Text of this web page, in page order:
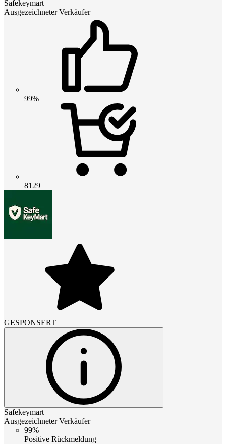
Safekeymart
Ausgezeichneter Verkäufer
99%
8129
GESPONSERT
Safekeymart
Ausgezeichneter Verkäufer
99%
Positive Rückmeldung